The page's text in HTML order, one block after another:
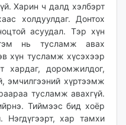
Харин ч далд хэлбэрт
холдуулдаг. Донтох
асуудал. Тэр хүн
нь тусламж авах
хүн тусламж хүсэхээр
хардаг, доромжилдог,
эмчилгээний хүртээмж
тусламж авахгүй.
Тиймээс бид хоёр
Нэгдүгээрт, хар тамхи